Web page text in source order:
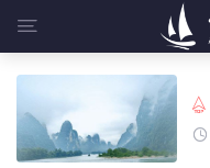


